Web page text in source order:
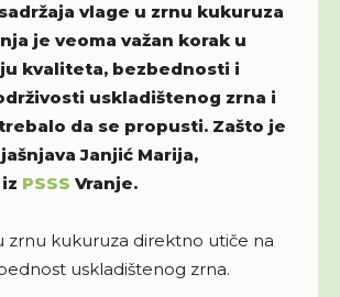
vlage u zrnu kukuruza
je veoma važan korak u
kvaliteta, bezbednosti i
uskladištenog zrna i
da se propusti. Zašto je
Janjić Marija,
PSSS Vranje.
zrnu kukuruza direktno utiče na
uskladištenog zrna.